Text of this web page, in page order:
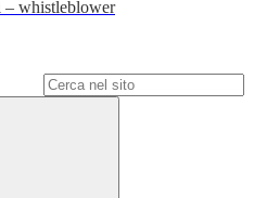
– whistleblower